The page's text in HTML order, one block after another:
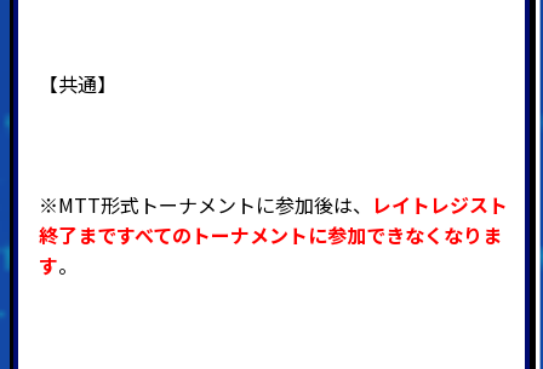
【共通】
※MTT形式トーナメントに参加後は、 レイトレジスト
終了まですべてのトーナメントに参加できなくなりま
す。